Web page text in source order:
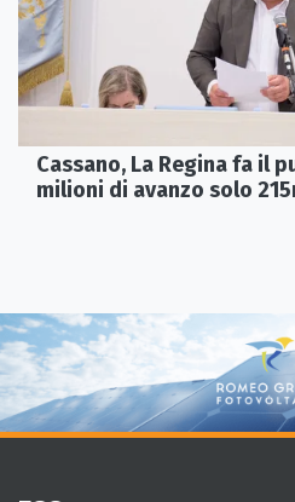
Cassano, La Regina fa il
milioni di avanzo solo